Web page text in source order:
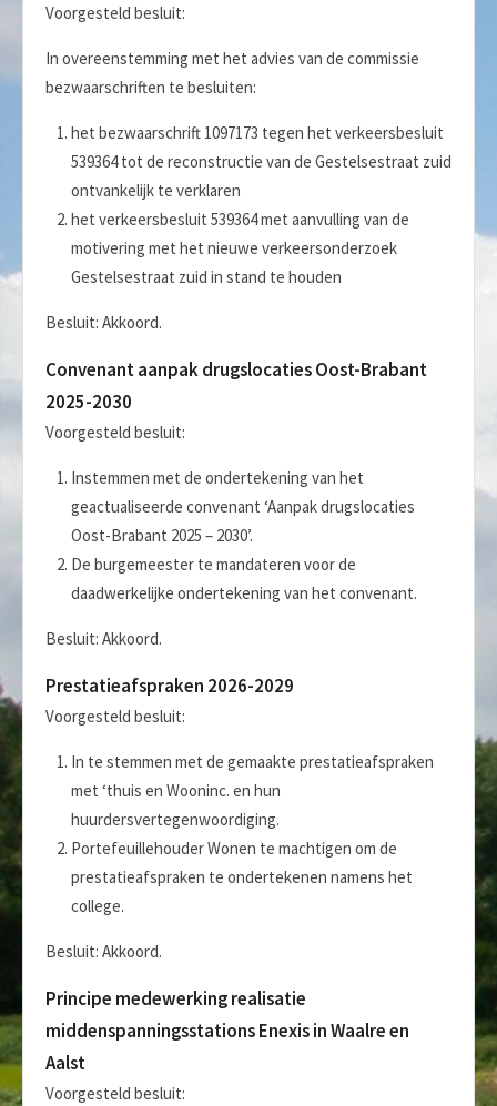
Voorgesteld besluit:
In overeenstemming met het advies van de commissie
bezwaarschriften te besluiten:
het bezwaarschrift 1097173 tegen het verkeersbesluit
539364 tot de reconstructie van de Gestelsestraat zuid
ontvankelijk te verklaren
het verkeersbesluit 539364 met aanvulling van de
motivering met het nieuwe verkeersonderzoek
Gestelsestraat zuid in stand te houden
Besluit: Akkoord.
Convenant aanpak drugslocaties Oost-Brabant
2025-2030
Voorgesteld besluit:
Instemmen met de ondertekening van het
geactualiseerde convenant ‘Aanpak drugslocaties
Oost-Brabant 2025 – 2030’.
De burgemeester te mandateren voor de
daadwerkelijke ondertekening van het convenant.
Besluit: Akkoord.
Prestatieafspraken 2026-2029
Voorgesteld besluit:
In te stemmen met de gemaakte prestatieafspraken
met ‘thuis en Wooninc. en hun
huurdersvertegenwoordiging.
Portefeuillehouder Wonen te machtigen om de
prestatieafspraken te ondertekenen namens het
college.
Besluit: Akkoord.
Principe medewerking realisatie
middenspanningsstations Enexis in Waalre en
Aalst
Voorgesteld besluit: